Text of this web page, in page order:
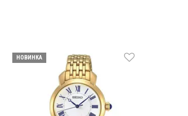
НОВИНКА